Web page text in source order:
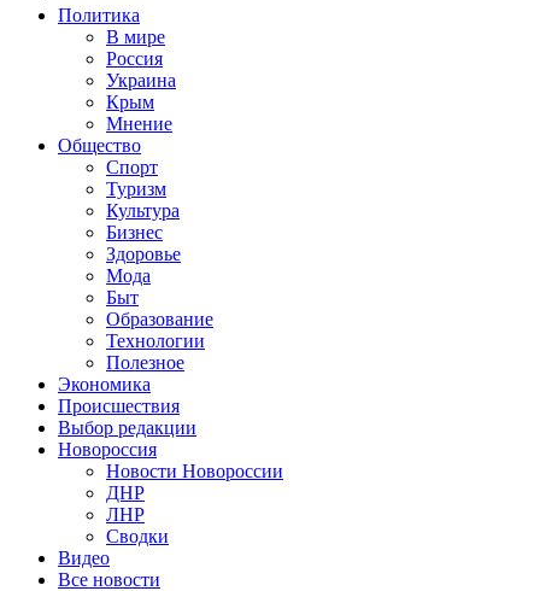
Политика
В мире
Россия
Украина
Крым
Мнение
Общество
Спорт
Туризм
Культура
Бизнес
Здоровье
Мода
Быт
Образование
Технологии
Полезное
Экономика
Происшествия
Выбор редакции
Новороссия
Новости Новороссии
ДНР
ЛНР
Сводки
Видео
Все новости